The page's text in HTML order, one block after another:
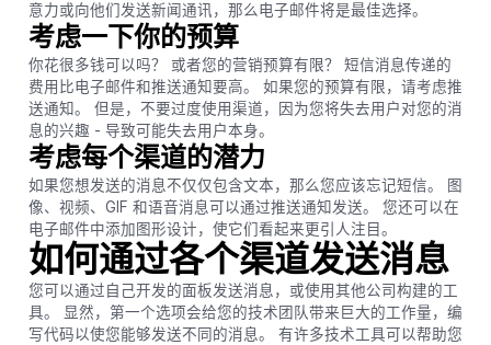
意力或向他们发送新闻通讯，那么电子邮件将是最佳选择。
考虑一下你的预算
你花很多钱可以吗？ 或者您的营销预算有限？ 短信消息传递的
费用比电子邮件和推送通知要高。 如果您的预算有限，请考虑推
送通知。 但是，不要过度使用渠道，因为您将失去用户对您的消
息的兴趣 - 导致可能失去用户本身。
考虑每个渠道的潜力
如果您想发送的消息不仅仅包含文本，那么您应该忘记短信。 图
像、视频、GIF 和语音消息可以通过推送通知发送。 您还可以在
电子邮件中添加图形设计，使它们看起来更引人注目。
如何通过各个渠道发送消息
您可以通过自己开发的面板发送消息，或使用其他公司构建的工
具。 显然，第一个选项会给您的技术团队带来巨大的工作量，编
写代码以使您能够发送不同的消息。 有许多技术工具可以帮助您